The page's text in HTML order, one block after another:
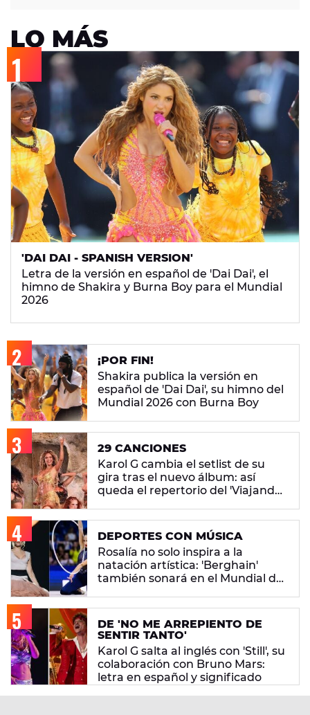
LO MÁS
'DAI DAI - SPANISH VERSION'
Letra de la versión en español de 'Dai Dai', el
himno de Shakira y Burna Boy para el Mundial
2026
¡POR FIN!
Shakira publica la versión en
español de 'Dai Dai', su himno del
Mundial 2026 con Burna Boy
29 CANCIONES
Karol G cambia el setlist de su
gira tras el nuevo álbum: así
queda el repertorio del 'Viajando
DEPORTES CON MÚSICA
Rosalía no solo inspira a la
natación artística: 'Berghain'
también sonará en el Mundial de
DE 'NO ME ARREPIENTO DE
SENTIR TANTO'
Karol G salta al inglés con 'Still', su
colaboración con Bruno Mars:
letra en español y significado